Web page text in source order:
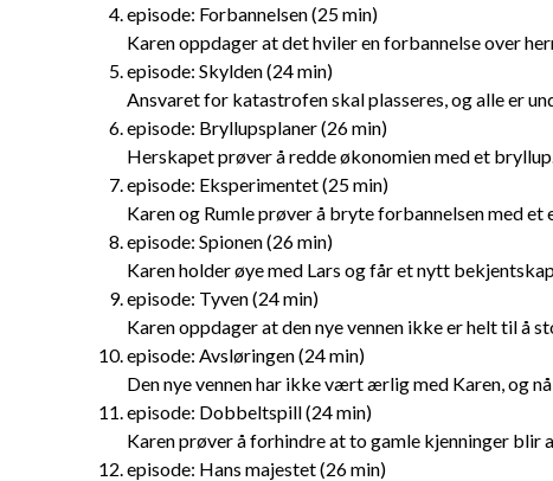
episode: Forbannelsen (25 min)
Karen oppdager at det hviler en forbannelse over
episode: Skylden (24 min)
Ansvaret for katastrofen skal plasseres, og alle er
episode: Bryllupsplaner (26 min)
Herskapet prøver å redde økonomien med et bryllup.
episode: Eksperimentet (25 min)
Karen og Rumle prøver å bryte forbannelsen med et
episode: Spionen (26 min)
Karen holder øye med Lars og får et nytt
episode: Tyven (24 min)
Karen oppdager at den nye vennen ikke er helt til å
episode: Avsløringen (24 min)
Den nye vennen har ikke vært ærlig med Karen, og nå
episode: Dobbeltspill (24 min)
Karen prøver å forhindre at to gamle kjenninger blir
episode: Hans majestet (26 min)